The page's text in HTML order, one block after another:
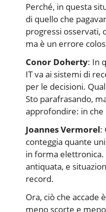
Perché, in questa
di quello che
progressi osservati,
ma è un errore
Conor Doherty: In
IT va ai sistemi di
per le decisioni.
Sto parafrasando,
approfondire: in che
Joannes Vermorel:
conteggia quante
in forma elettronica.
antiquata, e
record.
Ora, ciò che accade
meno scorte e